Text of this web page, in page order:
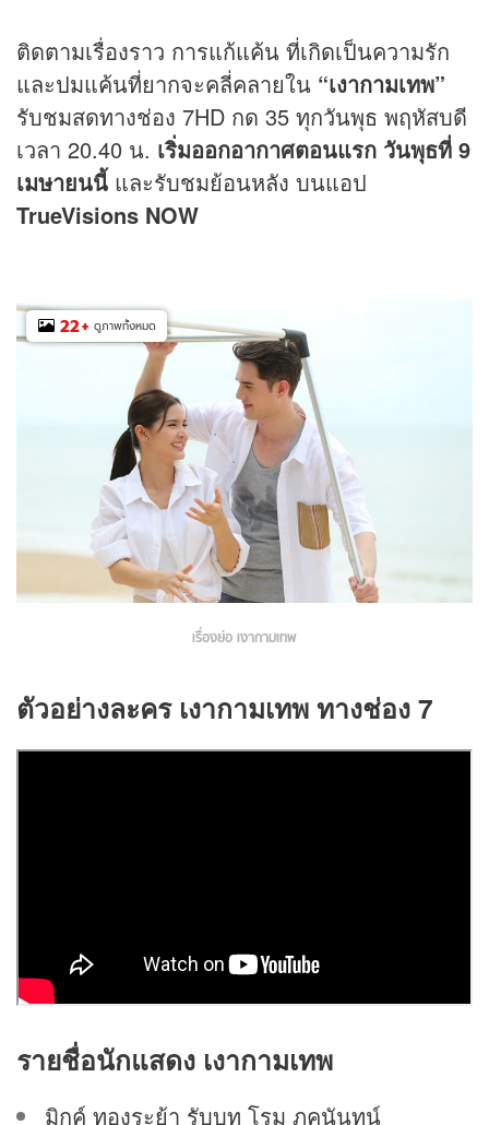
ติดตามเรื่องราว การแก้แค้น ที่เกิดเป็นความรัก
และปมแค้นที่ยากจะคลี่คลายใน “เงากามเทพ”
รับชมสดทางช่อง 7HD กด 35 ทุกวันพุธ พฤหัสบดี
เวลา 20.40 น. เริ่มออกอากาศตอนแรก วันพุธที่ 9
เมษายนนี้ และรับชมย้อนหลัง บนแอป
TrueVisions NOW
22+ ดูภาพทั้งหมด
เรื่องย่อ เงากามเทพ
ตัวอย่างละคร เงากามเทพทางช่อง 7
รายชื่อนักแสดง เงากามเทพ
มิกค์ ทองระย้า รับบท โรม ภคนันทน์